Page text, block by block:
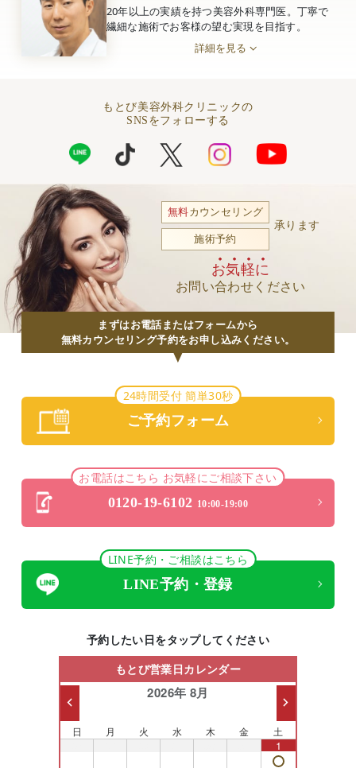
20年以上の実績を持つ美容外科専門医。丁寧で
繊細な施術でお客様の望む実現を目指す。
詳細を見る
もとび美容外科クリニックの
SNSをフォローする
無料カウンセリング
施術予約
承ります
お気軽に
お問い合わせください
まずはお電話またはフォームから
無料カウンセリング予約をお申し込みください。
24時間受付 簡単30秒
ご予約フォーム
お電話はこちら お気軽にご相談下さい
0120-19-6102 10:00-19:00
LINE予約・ご相談はこちら
LINE予約・登録
予約したい日をタップしてください
もとび営業日カレンダー
2026年 8月
日 月 火 水 木 金 土
1